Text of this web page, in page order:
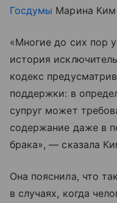
Госдумы Марина Ким
«Многие до сих пор
история
кодекс
поддержки: в
супруг может
содержание даже в
брака», — сказала
Она пояснила, что
в случаях, когда